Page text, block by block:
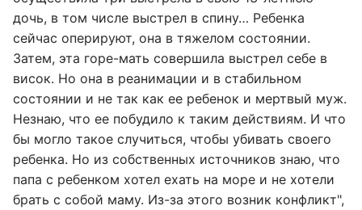
дочь, в том числе выстрел в спину… Ребенка
сейчас оперируют, она в тяжелом состоянии.
Затем, эта горе-мать совершила выстрел себе в
висок. Но она в реанимации и в стабильном
состоянии и не так как ее ребенок и мертвый муж.
Незнаю, что ее побудило к таким действиям. И что
бы могло такое случиться, чтобы убивать своего
ребенка. Но из собственных источников знаю, что
папа с ребенком хотел ехать на море и не хотели
брать с собой маму. Из-за этого возник конфликт",